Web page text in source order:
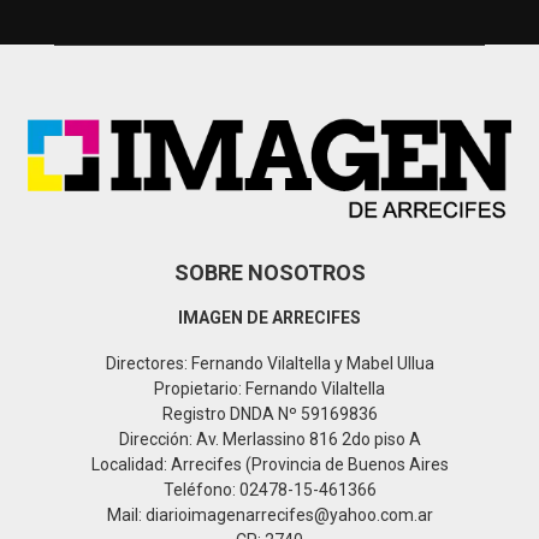
SOBRE NOSOTROS
IMAGEN DE ARRECIFES
Directores: Fernando Vilaltella y Mabel Ullua
Propietario: Fernando Vilaltella
Registro DNDA Nº 59169836
Dirección: Av. Merlassino 816 2do piso A
Localidad: Arrecifes (Provincia de Buenos Aires
Teléfono: 02478-15-461366
Mail: diarioimagenarrecifes@yahoo.com.ar